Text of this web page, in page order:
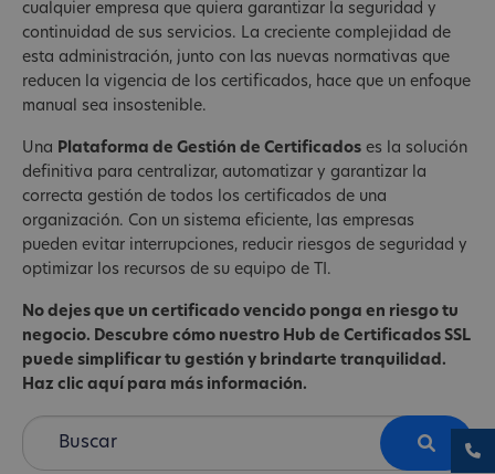
cualquier empresa que quiera garantizar la seguridad y
continuidad de sus servicios. La creciente complejidad de
esta administración, junto con las nuevas normativas que
reducen la vigencia de los certificados, hace que un enfoque
manual sea insostenible.
Una Plataforma de Gestión de Certificados es la solución
definitiva para centralizar, automatizar y garantizar la
correcta gestión de todos los certificados de una
organización. Con un sistema eficiente, las empresas
pueden evitar interrupciones, reducir riesgos de seguridad y
optimizar los recursos de su equipo de TI.
No dejes que un certificado vencido ponga en riesgo tu
negocio. Descubre cómo nuestro Hub de Certificados SSL
puede simplificar tu gestión y brindarte tranquilidad.
Haz clic aquí para más información.